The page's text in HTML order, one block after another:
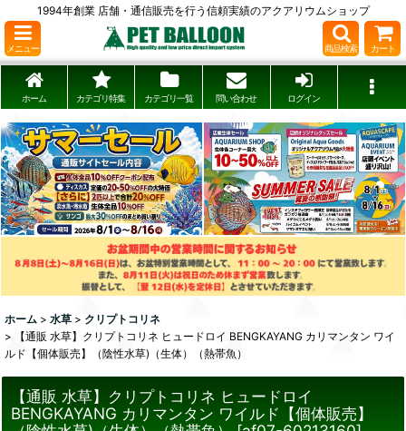
1994年創業 店舗・通信販売を行う信頼実績のアクアリウムショップ
メニュー 商品検索 カート
ホーム カテゴリ特集 カテゴリ一覧 問い合わせ ログイン
ホーム > 水草 > クリプトコリネ
>
【通販 水草】クリプトコリネ ヒュードロイ BENGKAYANG カリマンタン ワイ
ルド【個体販売】（陰性水草)（生体）（熱帯魚）
【通販 水草】クリプトコリネ ヒュードロイ
BENGKAYANG カリマンタン ワイルド【個体販売】